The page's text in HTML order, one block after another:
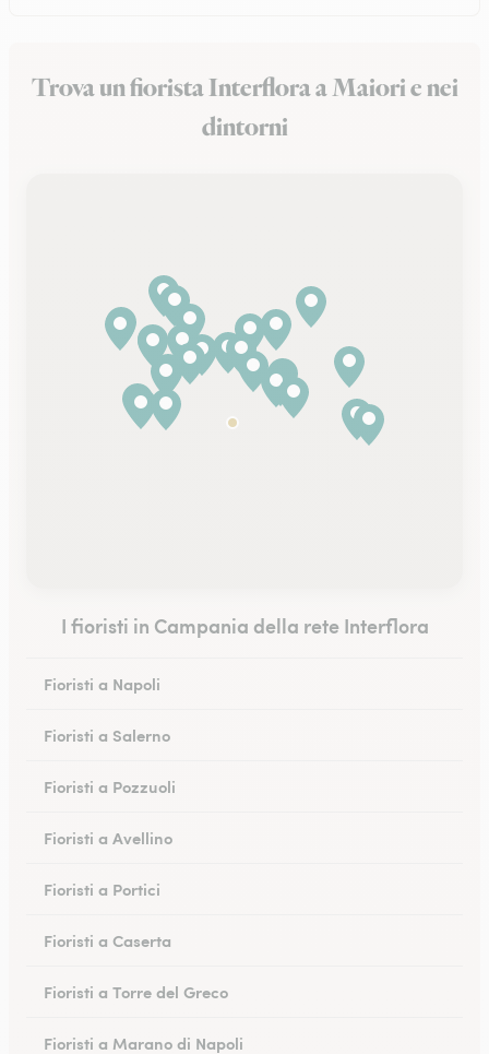
Trova un fiorista Interflora a Maiori e nei
dintorni
I fioristi in Campania della rete Interflora
Fioristi a Napoli
Fioristi a Salerno
Fioristi a Pozzuoli
Fioristi a Avellino
Fioristi a Portici
Fioristi a Caserta
Fioristi a Torre del Greco
Fioristi a Marano di Napoli